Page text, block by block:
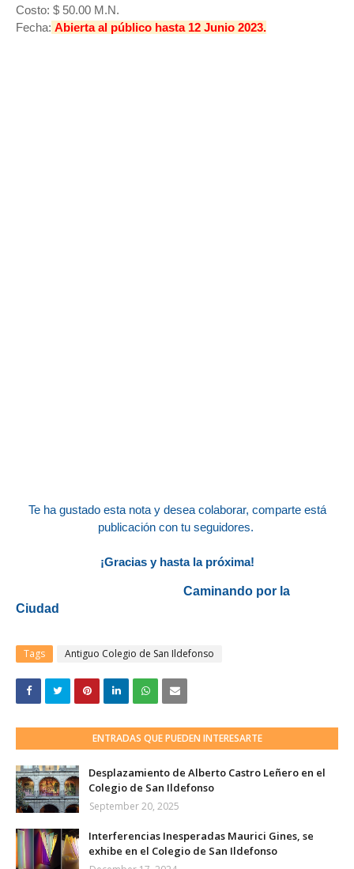
Costo: $ 50.00 M.N.
Fecha: Abierta al público hasta 12 Junio 2023.
Te ha gustado esta nota y desea colaborar, comparte está
publicación con tu seguidores.
¡Gracias y hasta la próxima!
Caminando por la
Ciudad
Tags Antiguo Colegio de San Ildefonso
ENTRADAS QUE PUEDEN INTERESARTE
Desplazamiento de Alberto Castro Leñero en el
Colegio de San Ildefonso
September 20, 2025
Interferencias Inesperadas Maurici Gines, se
exhibe en el Colegio de San Ildefonso